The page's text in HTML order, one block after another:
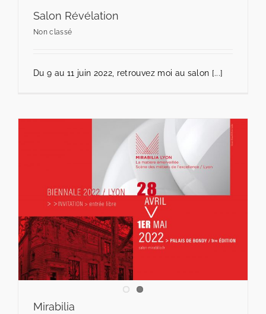
Salon Révélation
Non classé
Du 9 au 11 juin 2022, retrouvez moi au salon [...]
Mirabilia